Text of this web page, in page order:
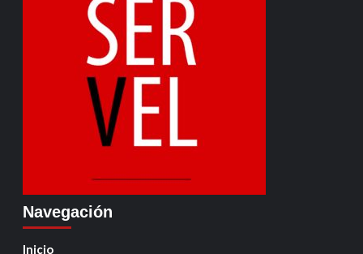
Navegación
Inicio